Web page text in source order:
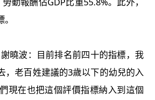
波：目前排名前四十的指標，我
，老百姓建議的3歲以下的幼兒的入
現在也把這個評價指標納入到這個